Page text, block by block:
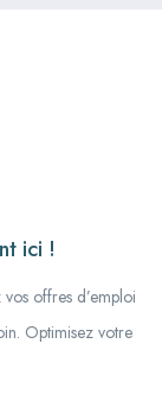
ici !
offres d’emploi
Optimisez votre